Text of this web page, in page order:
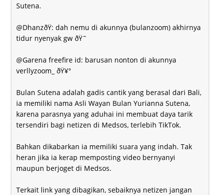
Sutena.
@DhanzðŸ­: dah nemu di akunnya (bulanzoom) akhirnya
tidur nyenyak gw ðŸ˜­
@Garena freefire id: barusan nonton di akunnya
verllyzoom_ ðŸ¥°
Bulan Sutena adalah gadis cantik yang berasal dari Bali,
ia memiliki nama Asli Wayan Bulan Yurianna Sutena,
karena parasnya yang aduhai ini membuat daya tarik
tersendiri bagi netizen di Medsos, terlebih TikTok.
Bahkan dikabarkan ia memiliki suara yang indah. Tak
heran jika ia kerap memposting video bernyanyi
maupun berjoget di Medsos.
Terkait link yang dibagikan, sebaiknya netizen jangan